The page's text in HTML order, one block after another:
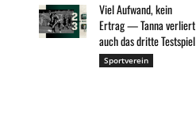
Viel Aufwand, kein
Ertrag — Tanna verliert
auch das dritte Testspiel
Sportverein